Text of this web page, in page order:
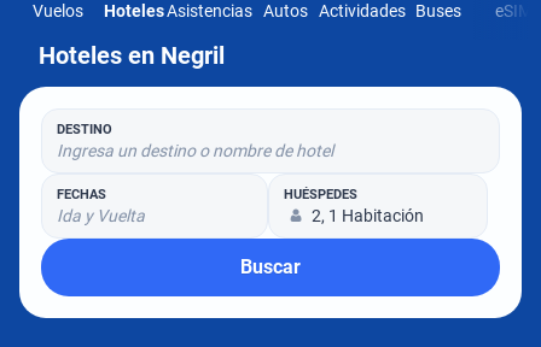
Vuelos HotelesAsistencias Autos Actividades Buses eSIM
Hoteles en Negril
DESTINO
Ingresa un destino o nombre de hotel
FECHAS
Ida y Vuelta
HUÉSPEDES
2, 1 Habitación
Buscar